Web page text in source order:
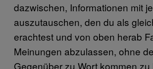
dazwischen, Informationen mit
auszutauschen, den du als
erachtest und von oben herab
Meinungen abzulassen, ohne
Gegenüber zu Wort kommen